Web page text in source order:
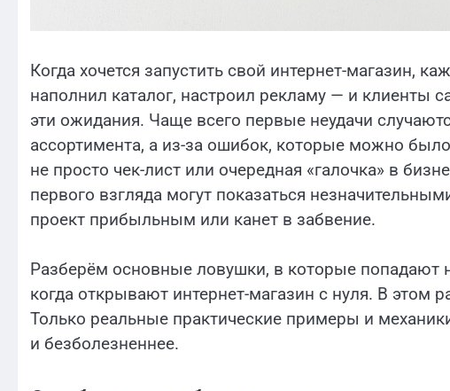
Когда хочется запустить свой интернет-магазин,
наполнил каталог, настроил рекламу — и клиенты
эти ожидания. Чаще всего первые неудачи
ассортимента, а из-за ошибок, которые можно
не просто чек-лист или очередная «галочка» в
первого взгляда могут показаться
проект прибыльным или канет в забвение.
Разберём основные ловушки, в которые
когда открывают интернет-магазин с нуля. В этом
Только реальные практические примеры и
и безболезненнее.